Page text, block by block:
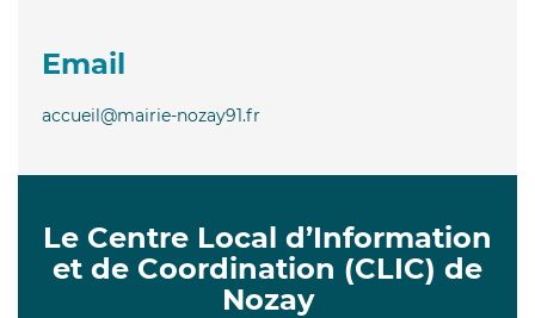
Email
accueil@mairie-nozay91.fr
Le Centre Local d’Information
et de Coordination (CLIC) de
Nozay